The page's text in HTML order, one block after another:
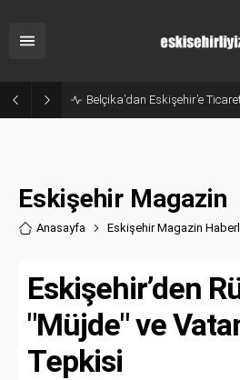
Eskişehir Magazin
Anasayfa Eskişehir Magazin
Eskişehir’den
"Müjde" ve
Tepkisi